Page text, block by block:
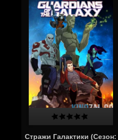
Стражи Галактики (Сезон: